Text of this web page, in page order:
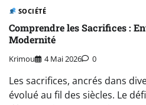
SOCIÉTÉ
Comprendre les Sacrifices :
Modernité
Krimou 4 Mai 2026 0
Les sacrifices, ancrés dans
évolué au fil des siècles. Le